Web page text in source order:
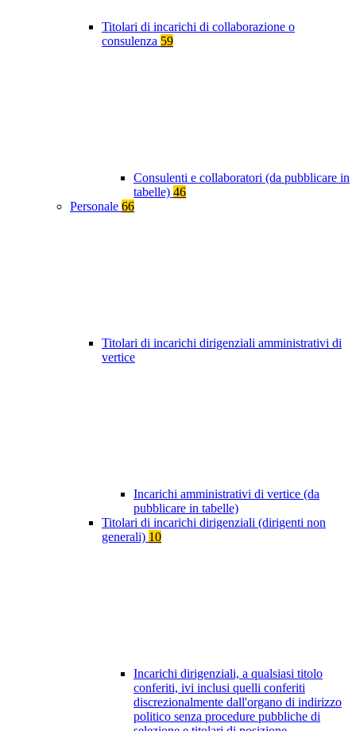
Titolari di incarichi di collaborazione o
consulenza 59
Consulenti e collaboratori (da pubblicare in
tabelle) 46
Personale 66
Titolari di incarichi dirigenziali amministrativi di
vertice
Incarichi amministrativi di vertice (da
pubblicare in tabelle)
Titolari di incarichi dirigenziali (dirigenti non
generali) 10
Incarichi dirigenziali, a qualsiasi titolo
conferiti, ivi inclusi quelli conferiti
discrezionalmente dall'organo di indirizzo
politico senza procedure pubbliche di